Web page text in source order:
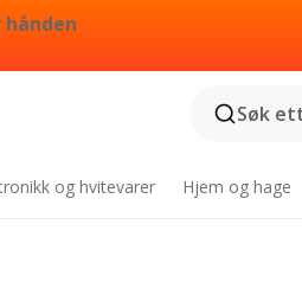
Søk
og hvitevarer Hjem og hage